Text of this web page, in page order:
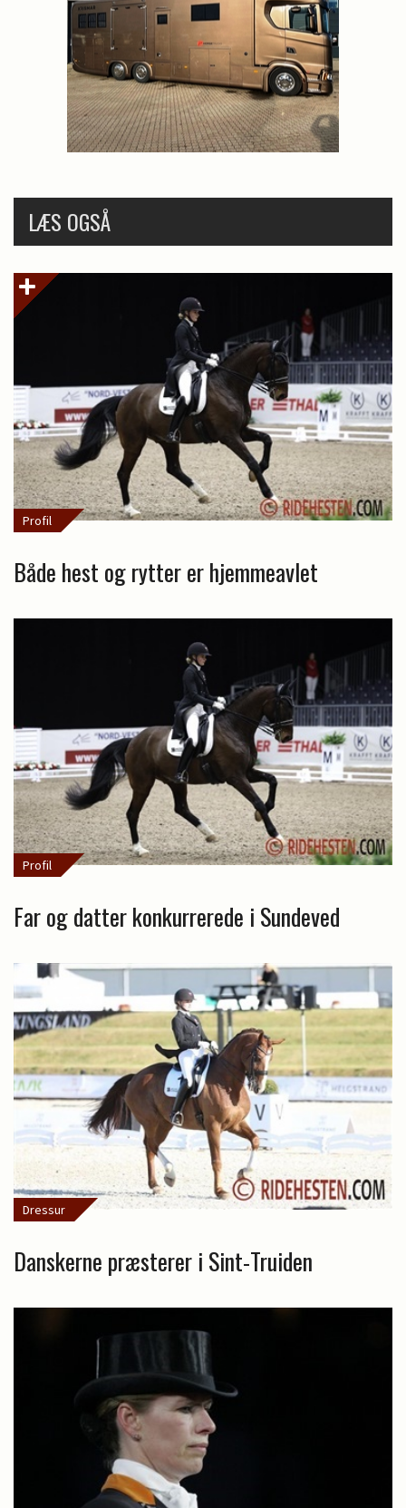
LÆS OGSÅ
Profil
Både hest og rytter er hjemmeavlet
Profil
Far og datter konkurrerede i Sundeved
Dressur
Danskerne præsterer i Sint-Truiden